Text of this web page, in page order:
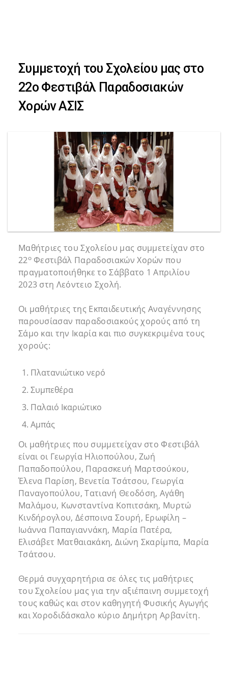
navigation
to
content
Συμμετοχή του Σχολείου μας στο
22ο Φεστιβάλ Παραδοσιακών
Χορών ΑΣΙΣ
Μαθήτριες του Σχολείου μας συμμετείχαν στο
22οΦεστιβάλ Παραδοσιακών Χορών που
πραγματοποιήθηκε το Σάββατο 1 Απριλίου
2023 στη Λεόντειο Σχολή.
Οι μαθήτριες της Εκπαιδευτικής Αναγέννησης
παρουσίασαν παραδοσιακούς χορούς από τη
Σάμο και την Ικαρία και πιο συγκεκριμένα τους
χορούς:
Πλατανιώτικο νερό
Συμπεθέρα
Παλαιό Ικαριώτικο
Αμπάς
Οι μαθήτριες που συμμετείχαν στο Φεστιβάλ
είναι οι Γεωργία Ηλιοπούλου, Ζωή
Παπαδοπούλου, Παρασκευή Μαρτσούκου,
Έλενα Παρίση, Βενετία Τσάτσου, Γεωργία
Παναγοπούλου, Τατιανή Θεοδόση, Αγάθη
Μαλάμου, Κωνσταντίνα Κοπιτσάκη, Μυρτώ
Κινδήρογλου, Δέσποινα Σουρή, Ερωφίλη –
Ιωάννα Παπαγιαννάκη, Μαρία Πατέρα,
Ελισάβετ Ματθαιακάκη, Διώνη Σκαρίμπα, Μαρία
Τσάτσου.
Θερμά συγχαρητήρια σε όλες τις μαθήτριες
του Σχολείου μας για την αξιέπαινη συμμετοχή
τους καθώς και στον καθηγητή Φυσικής Αγωγής
και Χοροδιδάσκαλο κύριο Δημήτρη Αρβανίτη.